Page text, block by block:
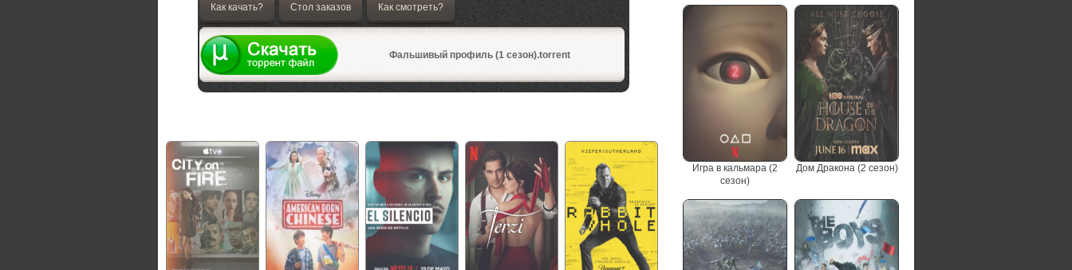
Как качать? Стол заказов Как смотреть?
Фальшивый профиль (1 сезон).torrent
Игра в кальмара (2
сезон)
Дом Дракона (2 сезон)